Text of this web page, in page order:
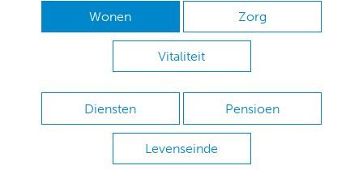
Wonen Zorg
Vitaliteit
Diensten Pensioen
Levenseinde